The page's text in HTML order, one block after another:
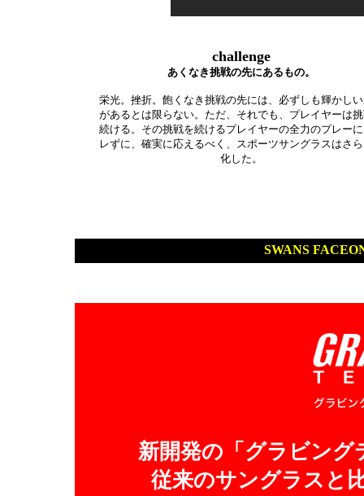
challenge
あくなき挑戦の先にあるもの。
栄光。挫折。飽くなき挑戦の先には、必ずしも輝かし
があるとは限らない。ただ、それでも、プレイヤーは
続ける。その挑戦を続けるプレイヤーの全力のプレー
レずに、確実に応えるべく、スポーツサングラスはさ
化した。
SWANS
新開発の「グラビン
従来のサングラスと